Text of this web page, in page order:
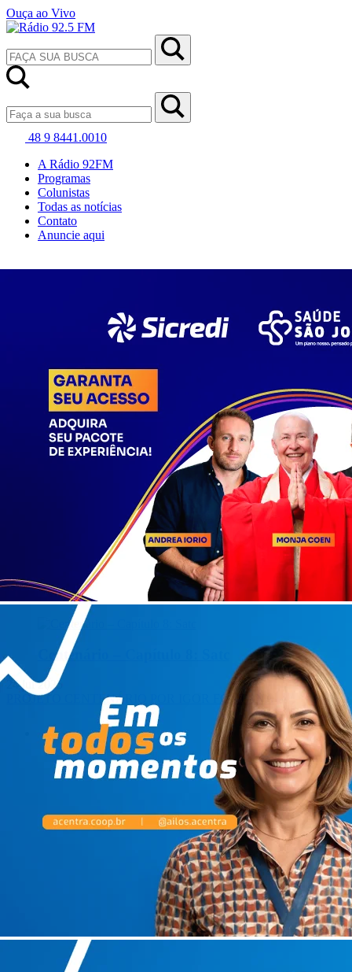
Ouça ao Vivo
48 9 8441.0010
A Rádio 92FM
Programas
Colunistas
Todas as notícias
Contato
Anuncie aqui
Centenário – Capítulo 8: Satc
24 jul 2025
PROJETO CENTENÁRIO
POR IGOR FONTANA